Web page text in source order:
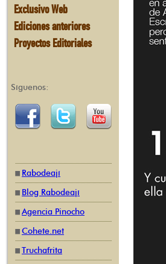
Exclusivo Web
Ediciones anteriores
Proyectos Editoriales
Síguenos:
Rabodeají
Blog Rabodeají
Agencia Pinocho
Cohete.net
Truchafrita